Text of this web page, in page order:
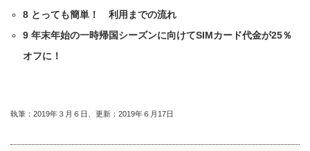
8 とっても簡単！ 利用までの流れ
9 年末年始の一時帰国シーズンに向けてSIMカード代金が25％
オフに！
執筆：2019年３月６日、更新：2019年６月17日